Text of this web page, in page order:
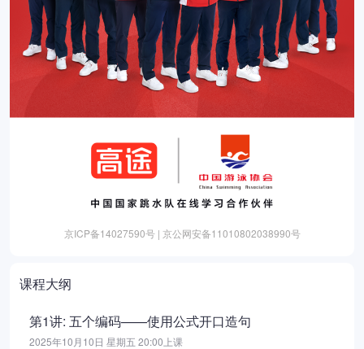
京ICP备14027590号 | 京公网安备11010802038990号
课程大纲
第1讲: 五个编码——使用公式开口造句
2025年10月10日 星期五 20:00上课